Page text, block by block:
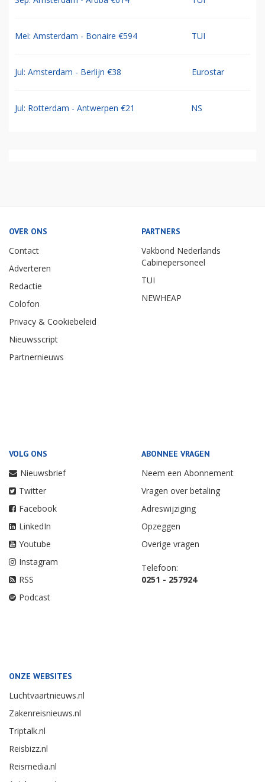
Mei: Amsterdam - Bonaire €594 TUI
Jul: Amsterdam - Berlijn €38 Eurostar
Jul: Rotterdam - Antwerpen €21 NS
OVER ONS
Contact
Adverteren
Redactie
Colofon
Privacy & Cookiebeleid
Nieuwsscript
Partnernieuws
PARTNERS
Vakbond Nederlands
Cabinepersoneel
TUI
NEWHEAP
VOLG ONS
Nieuwsbrief
Twitter
Facebook
LinkedIn
Youtube
Instagram
RSS
Podcast
ABONNEE VRAGEN
Neem een Abonnement
Vragen over betaling
Adreswijziging
Opzeggen
Overige vragen
Telefoon:
0251 - 257924
ONZE WEBSITES
Luchtvaartnieuws.nl
Zakenreisnieuws.nl
Triptalk.nl
Reisbizz.nl
Reismedia.nl